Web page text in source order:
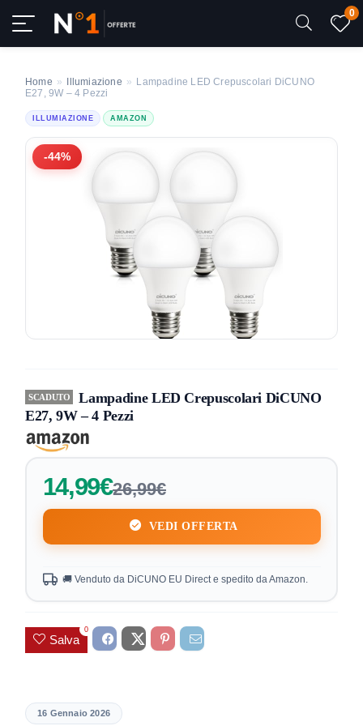
0
Home » Illumiazione » Lampadine LED Crepuscolari DiCUNO
E27, 9W – 4 Pezzi
ILLUMIAZIONE AMAZON
-44%
SCADUTO
Lampadine LED Crepuscolari DiCUNO
E27, 9W – 4 Pezzi
14,99€26,99€
VEDI OFFERTA
🚚 Venduto da DiCUNO EU Direct e spedito da Amazon.
Salva
0
16 Gennaio 2026